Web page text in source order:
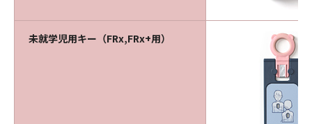
未就学児用キー（FRx,FRx+用）